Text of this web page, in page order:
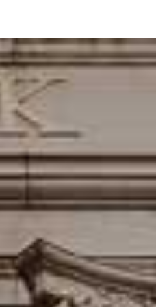
trhoch. Všetky podstatné
zásad ako trendové